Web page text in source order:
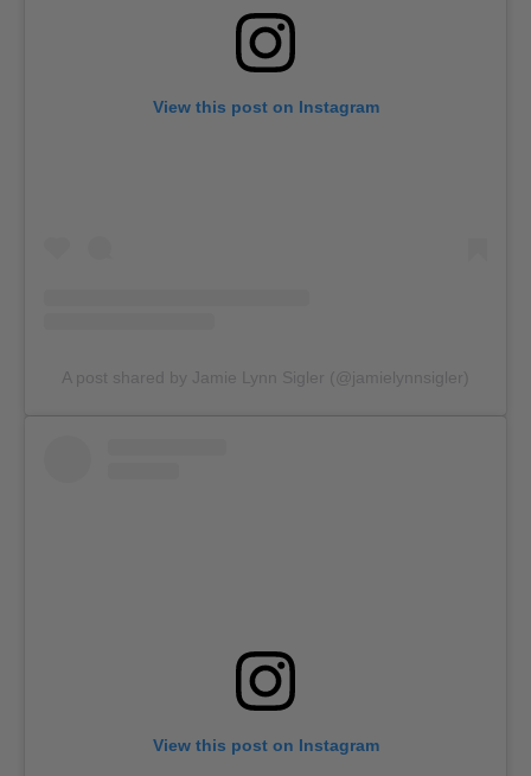
View this post on Instagram
A post shared by Jamie Lynn Sigler (@jamielynnsigler)
View this post on Instagram